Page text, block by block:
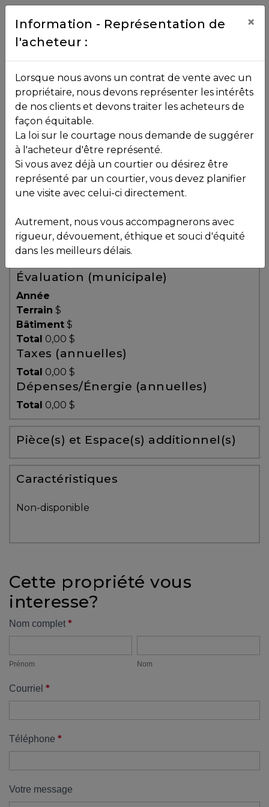
Contact
NOS
PROPRIÉTÉS
VOS
COURTIERS
Équipe
Partenaires
Témoignages
Blogue
ACHAT
Alerte
immobilière
Avec
un
courtier
vous
protégé!
outils
pour
financement
propriétaire
UNE
DÉCISION
!
de
démarrage
:
Toutes les propriétés
Vendu
, , ,
J7Y 4N4
Voir plus de photos
Évaluation (municipale)
Année
Terrain $
Bâtiment $
Total 0,00 $
Taxes (annuelles)
Total 0,00 $
Dépenses/Énergie (annuelles)
Total 0,00 $
Pièce(s) et Espace(s) additionnel(s)
Caractéristiques
Non-disponible
Cette propriété vous
interesse?
Formulaire
Nom complet *
Prénom Nom
Courriel *
Téléphone *
Votre message
Information - Représentation de
l'acheteur :
×
Lorsque nous avons un contrat de vente avec un
propriétaire, nous devons représenter les intérêts
de nos clients et devons traiter les acheteurs de
façon équitable.
La loi sur le courtage nous demande de suggérer
à l'acheteur d'être représenté.
Si vous avez déjà un courtier ou désirez être
représenté par un courtier, vous devez planifier
une visite avec celui-ci directement.
Autrement, nous vous accompagnerons avec
rigueur, dévouement, éthique et souci d'équité
dans les meilleurs délais.